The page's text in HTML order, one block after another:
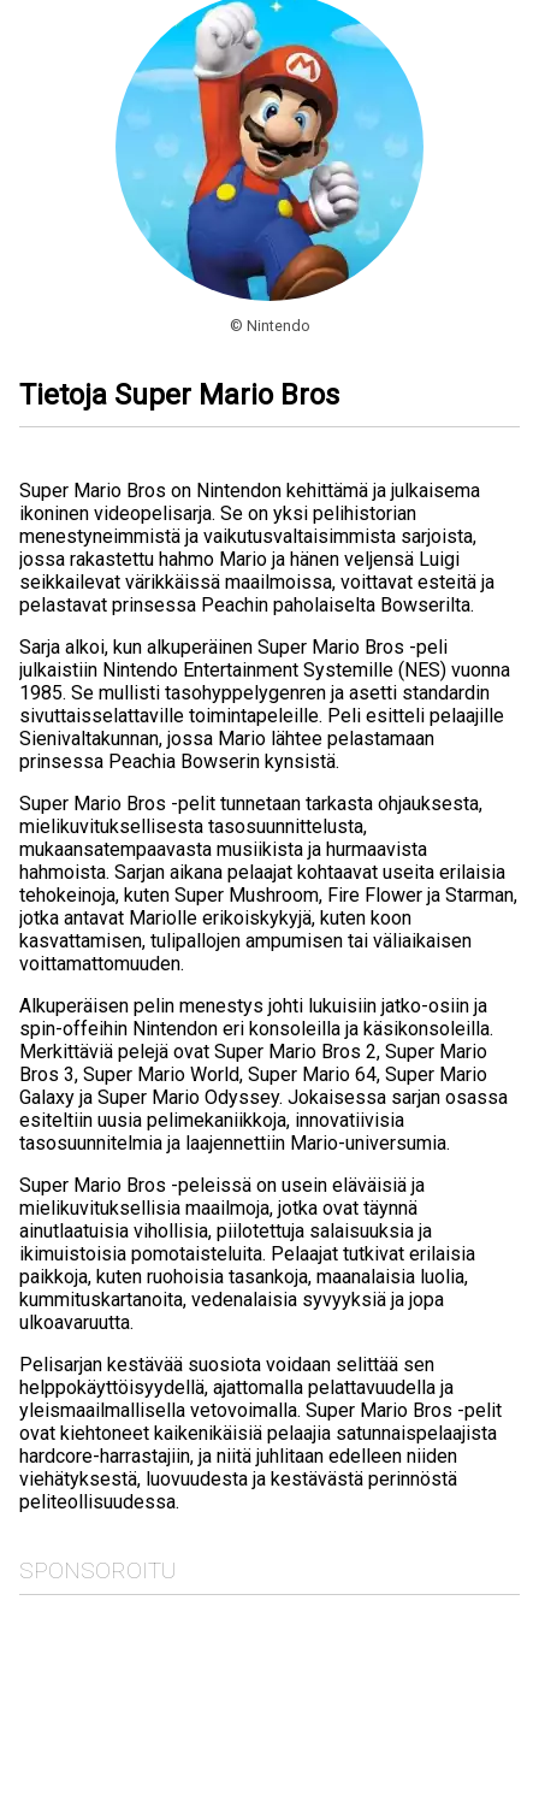
© Nintendo
Tietoja Super Mario Bros
Super Mario Bros on Nintendon kehittämä ja julkaisema
ikoninen videopelisarja. Se on yksi pelihistorian
menestyneimmistä ja vaikutusvaltaisimmista sarjoista,
jossa rakastettu hahmo Mario ja hänen veljensä Luigi
seikkailevat värikkäissä maailmoissa, voittavat esteitä ja
pelastavat prinsessa Peachin paholaiselta Bowserilta.
Sarja alkoi, kun alkuperäinen Super Mario Bros -peli
julkaistiin Nintendo Entertainment Systemille (NES) vuonna
1985. Se mullisti tasohyppelygenren ja asetti standardin
sivuttaisselattaville toimintapeleille. Peli esitteli pelaajille
Sienivaltakunnan, jossa Mario lähtee pelastamaan
prinsessa Peachia Bowserin kynsistä.
Super Mario Bros -pelit tunnetaan tarkasta ohjauksesta,
mielikuvituksellisesta tasosuunnittelusta,
mukaansatempaavasta musiikista ja hurmaavista
hahmoista. Sarjan aikana pelaajat kohtaavat useita erilaisia
tehokeinoja, kuten Super Mushroom, Fire Flower ja Starman,
jotka antavat Mariolle erikoiskykyjä, kuten koon
kasvattamisen, tulipallojen ampumisen tai väliaikaisen
voittamattomuuden.
Alkuperäisen pelin menestys johti lukuisiin jatko-osiin ja
spin-offeihin Nintendon eri konsoleilla ja käsikonsoleilla.
Merkittäviä pelejä ovat Super Mario Bros 2, Super Mario
Bros 3, Super Mario World, Super Mario 64, Super Mario
Galaxy ja Super Mario Odyssey. Jokaisessa sarjan osassa
esiteltiin uusia pelimekaniikkoja, innovatiivisia
tasosuunnitelmia ja laajennettiin Mario-universumia.
Super Mario Bros -peleissä on usein eläväisiä ja
mielikuvituksellisia maailmoja, jotka ovat täynnä
ainutlaatuisia vihollisia, piilotettuja salaisuuksia ja
ikimuistoisia pomotaisteluita. Pelaajat tutkivat erilaisia
paikkoja, kuten ruohoisia tasankoja, maanalaisia luolia,
kummituskartanoita, vedenalaisia syvyyksiä ja jopa
ulkoavaruutta.
Pelisarjan kestävää suosiota voidaan selittää sen
helppokäyttöisyydellä, ajattomalla pelattavuudella ja
yleismaailmallisella vetovoimalla. Super Mario Bros -pelit
ovat kiehtoneet kaikenikäisiä pelaajia satunnaispelaajista
hardcore-harrastajiin, ja niitä juhlitaan edelleen niiden
viehätyksestä, luovuudesta ja kestävästä perinnöstä
peliteollisuudessa.
SPONSOROITU